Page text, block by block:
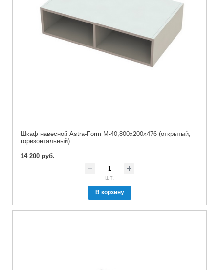
Шкаф навесной Astra-Form М-40,800х200х476 (открытый,
горизонтальный)
14 200 руб.
шт.
В корзину